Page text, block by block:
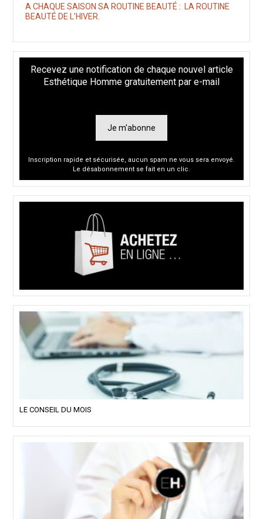
A CHAQUE SAISON SA ROUTINE BEAUTÉ : LA ROUTINE
BEAUTÉ DE L’HIVER.
Recevez une notification de chaque nouvel article
Esthétique Homme gratuitement par e-mail
Je m'abonne
Inscription rapide et sécurisée, aucun spam ne vous sera envoyé.
Le désabonnement se fait en un clic.
LE CONSEIL DU MOIS